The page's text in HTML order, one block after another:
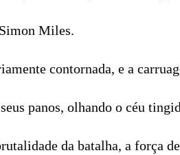
Miles.
contornada, e a
panos, olhando o céu
da batalha, a força